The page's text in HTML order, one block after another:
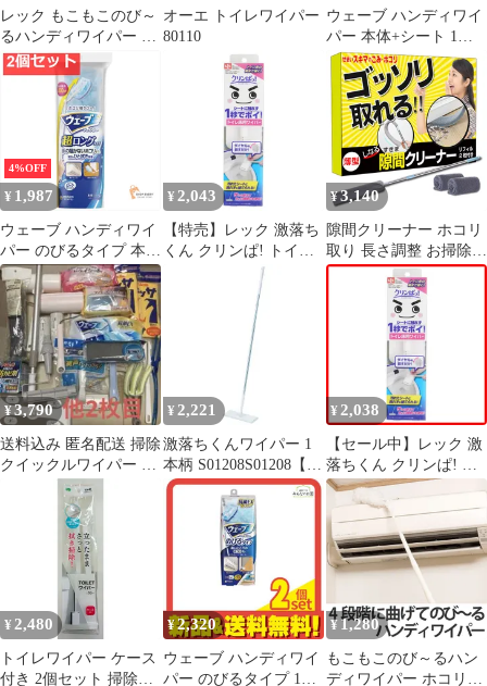
レック もこもこのび～
るハンディワイパー ホ
コリ取り モップ （ は
たき ダスター ほこり取
り ハタキ 伸縮 掃除用
具 激落ちくん ）)
オーエ トイレワイパー
80110
ウェーブ ハンディワイ
パー 本体+シート 1枚
入
4%OFF
¥ 1,987
ウェーブ ハンディワイ
パー のびるタイプ 本体
＋2枚 2個セット まとめ
売り
¥ 2,043
【特売】レック 激落ち
くん クリンぱ! トイレ
床用 ワイパー (全長約
60cm) シートに触れず
¥3,140
隙間クリーナー ホコリ
取り 長さ調整 お掃除ワ
イパー 洗える はたき
ダスター お掃除グッズ
リフィル付【ゆとり
¥3,790
送料込み 匿名配送 掃除
クイックルワイパー 未
開封 サッサ まとめ売り
¥ 2,221
激落ちくんワイパー 1
本柄 S01208S01208【レ
ック】
¥ 2,038
【セール中】レック 激
落ちくん クリンぱ! ト
イレ床用 ワイパー (全
長約60cm) シートに触
れず付け外し
¥ 2,480
トイレワイパー ケース
付き 2個セット 掃除用
¥2,320
ウェーブ ハンディワイ
パー のびるタイプ 1セ
¥ 1,280
もこもこのび～るハン
ディワイパー ホコリ取